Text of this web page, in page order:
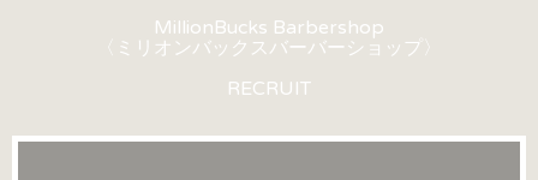
MillionBucks Barbershop
〈ミリオンバックスバーバーショップ〉
RECRUIT